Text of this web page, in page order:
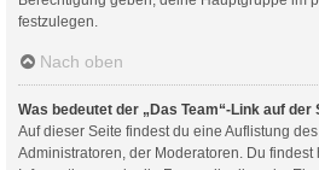
festzulegen.
Nach oben
Was bedeutet der „Das Team“-Link auf der
Auf dieser Seite findest du eine Auflistung
Administratoren, der Moderatoren. Du findest